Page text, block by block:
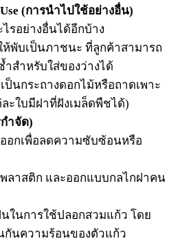
(การนำไปใช้อย่างอื่น)
รอย่างอื่นได้อีกบ้าง
พับเป็นภาชนะ ที่ลูกค้าสามารถ
สำหรับใส่ของว่างได้
ป็นกระถางดอกไม้หรือถาดเพาะ
ะใบมีฝาที่ฝังเมล็ดพืชได้)
ำจัด)
อกเพื่อลดความซับซ้อนหรือ
ลาสติก และออกแบบกลไกฝาคน
ในการใช้ปลอกสวมแก้ว โดย
กันความร้อนของตัวแก้ว